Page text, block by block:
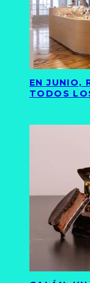
EN JUNIO,
TODOS